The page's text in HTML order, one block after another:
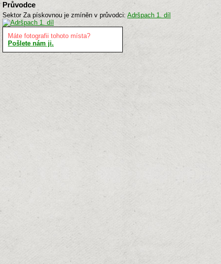
Průvodce
Sektor Za pískovnou je zmíněn v průvodci: Adršpach 1. díl
Máte fotografii tohoto místa?
Pošlete nám ji.